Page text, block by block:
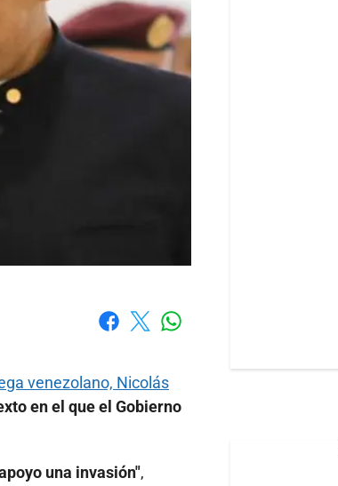
venezolano, Nicolás
en el que el Gobierno
una invasión",